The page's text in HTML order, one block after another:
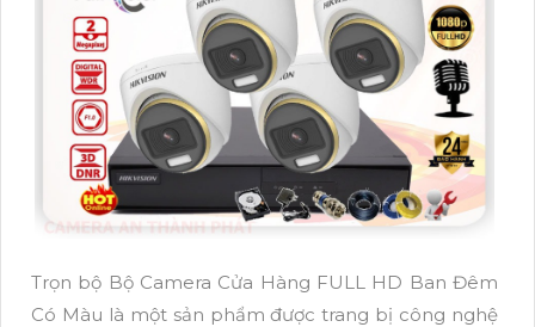
Trọn bộ Bộ Camera Cửa Hàng FULL HD Ban Đêm
Có Màu là một sản phẩm được trang bị công nghệ